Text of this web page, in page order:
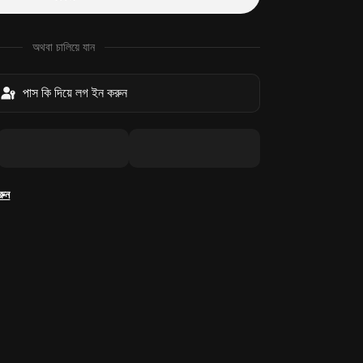
অথবা চালিয়ে যান
পাস কি দিয়ে লগ ইন করুন